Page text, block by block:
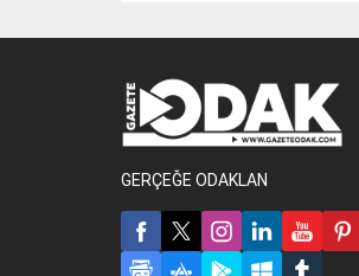
GERÇEĞE ODAKLAN